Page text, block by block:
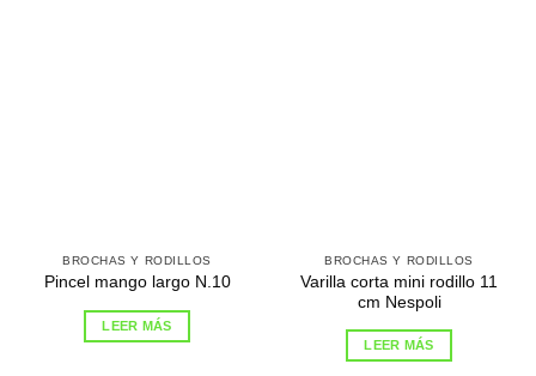
BROCHAS Y RODILLOS
Pincel mango largo N.10
LEER MÁS
BROCHAS Y RODILLOS
Varilla corta mini rodillo 11
cm Nespoli
LEER MÁS